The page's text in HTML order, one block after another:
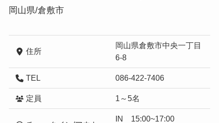
岡山県/倉敷市
住所
岡山県倉敷市中央一丁目
6-8
TEL 086-422-7406
定員 1～5名
IN 15:00~17:00